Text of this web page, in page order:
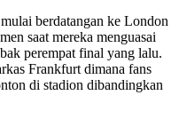
berdatangan ke London
saat mereka menguasai
perempat final yang lalu.
Frankfurt dimana fans
di stadion dibandingkan